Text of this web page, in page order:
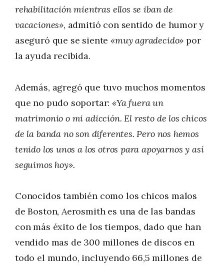
rehabilitación mientras ellos se iban de
vacaciones», admitió con sentido de humor y
aseguró que se siente«muy agradecido» por
la ayuda recibida.
Además, agregó que tuvo muchos momentos
que no pudo soportar:«Ya fuera un
matrimonio o mi adicción. El resto de los chicos
de la banda no son diferentes. Pero nos hemos
tenido los unos a los otros para apoyarnos y así
seguimos hoy».
Conocidos también como los chicos malos
de Boston, Aerosmith es una de las bandas
con más éxito de los tiempos, dado que han
vendido mas de 300 millones de discos en
todo el mundo, incluyendo 66,5 millones de